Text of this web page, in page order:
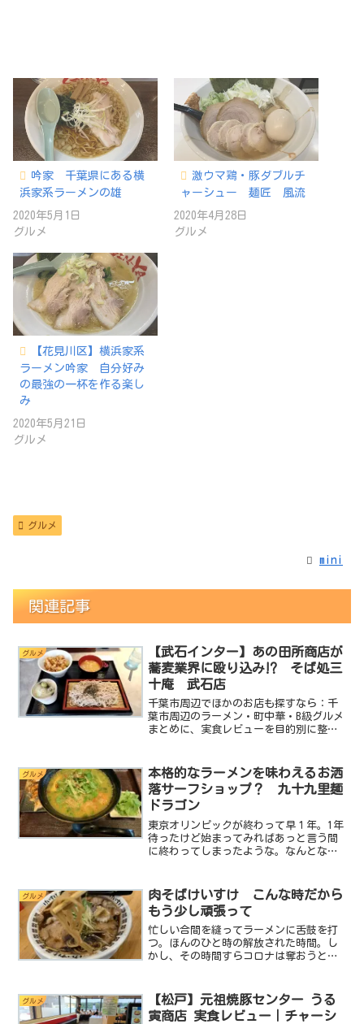
吟家 千葉県にある横
浜家系ラーメンの雄
2020年5月1日
グルメ
激ウマ鶏・豚ダブルチ
ャーシュー 麺匠 風流
2020年4月28日
グルメ
【花見川区】横浜家系
ラーメン吟家 自分好み
の最強の一杯を作る楽し
み
2020年5月21日
グルメ
グルメ
mini
関連記事
グルメ
【武石インター】あの田所商店が
蕎麦業界に殴り込み⁉ そば処三
十庵 武石店
千葉市周辺でほかのお店も探すなら：千
葉市周辺のラーメン・町中華・B級グルメ
まとめに、実食レビューを目的別に整理
蕎麦多くね？と思ったあなた。正解で
す。ラーメン大好きな...
グルメ
本格的なラーメンを味わえるお洒
落サーフショップ？ 九十九里麺
ドラゴン
東京オリンピックが終わって早１年。1年
待ったけど始まってみればあっと言う間
に終わってしまったような。なんとなく
オリンピックで初めて競技として採用さ
れたサーフィンが千葉で...
グルメ
肉そばけいすけ こんな時だから
もう少し頑張って
忙しい合間を縫ってラーメンに舌鼓を打
つ。ほんのひと時の解放された時間。し
かし、その時間すらコロナは奪おうと牙
いる人たちが居る。だからminiはその思
いに応えるべく今日も...
グルメ
【松戸】元祖焼豚センター うる
寅商店 実食レビュー｜チャーシ